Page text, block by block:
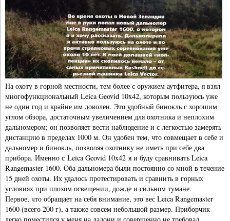
На охоту в горной местности, тем более с оружием аутфитера, я взял
многофункциональный Leica Geovid 10x42, которым пользуюсь уже
не один год и крайне им доволен. Это удобный бинокль с хорошим
углом обзора, достаточным увеличением для охотника и неплохим
дальномером; он позволяет вести наблюдение и с легкостью замерять
дистанцию в пределах 1000 м. Он удобен тем, что совмещает в себе и
дальномер и бинокль, позволяя охотнику не иметь при себе два
прибора. Именно с Leica Geovid 10x42 я и буду сравнивать Leica
Rangemaster 1600. Оба дальномера были постоянно со мной в течение
15 дней охоты. Их удалось протестировать и сравнить в горных
условиях при плохом освещении, дожде и сильном тумане.
Первое, что обращает на себя внимание, это вес Leica Rangemaster
1600 (всего 200 г), а также совсем небольшой размер. Приборчик
легко поместился у меня на ладони и совершенно не требовал